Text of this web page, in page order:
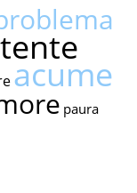
acume
paura